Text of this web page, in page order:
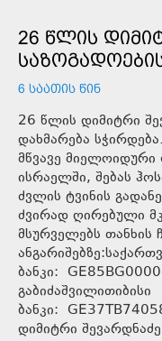
26 ᲬᲚᲘᲡ
6 ᲡᲐᲐᲗᲘᲡ ᲬᲘᲜ
26 წლის დიმიტრი
დახმარება
მწვავე მიელოიდური
ისრაელში, შებას
ძვლის ტვინის
ძვირად ღირებული
მსურველებს თანხის
ბანკი:
გაბიძაშვილითიბისი
ბანკი:
დიმიტრი შევარდნაძე